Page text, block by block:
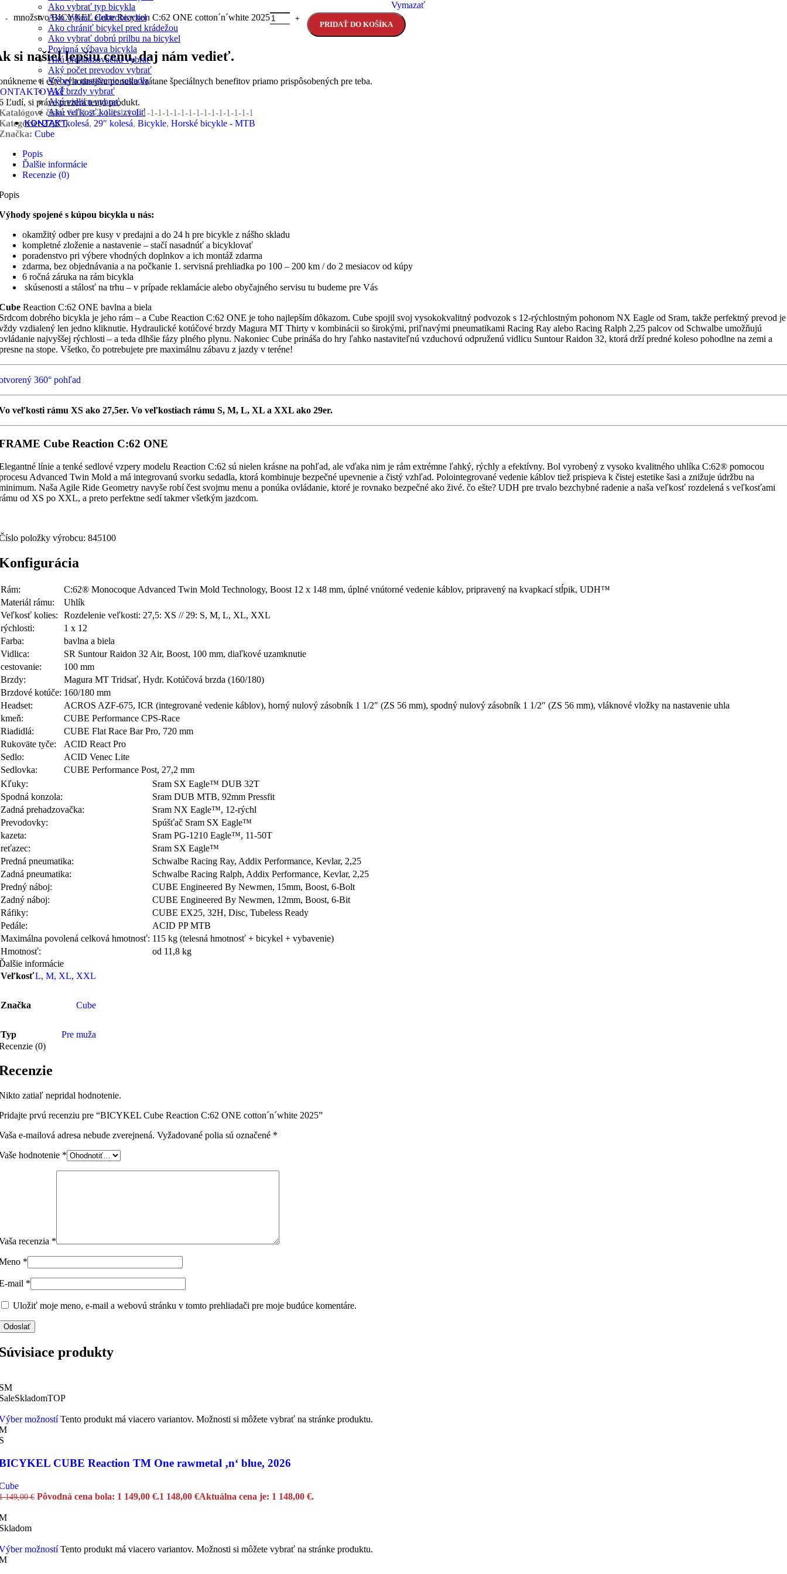
Ako vybrať typ bicykla
Ako vybrať elektrobicykel
Ako chrániť bicykel pred krádežou
Ako vybrať dobrú prilbu na bicykel
Povinná výbava bicykla
Akú prehadzovačku vybrať
Aký počet prevodov vybrať
Výber a nastavenie sedadla
Aké brzdy vybrať
Akú vidlicu vybrať
Akú veľkosť kolies zvoliť
KONTAKT
Vymazať
množstvo BICYKEL Cube Reaction C:62 ONE cotton´n´white 2025
PRIDAŤ DO KOŠÍKA
si našiel lepšiu cenu, daj nám vedieť.
ti ešte výhodnejšiu ponuku vrátane špeciálnych benefitov priamo prispôsobených pre teba.
Ľudí, si práve prezerá tento produkt.
číslo:6411-2-2-1-1-1-1-1-1-1-1-1-1-1-1-1-1-1-1-1-1-1-1
27,5" kolesá, 29" kolesá, Bicykle, Horské bicykle - MTB
Cube
Popis
Ďalšie informácie
Recenzie (0)
spojené s kúpou bicykla u nás:
okamžitý odber pre kusy v predajni a do 24 h pre bicykle z nášho skladu
kompletné zloženie a nastavenie – stačí nasadnúť a bicyklovať
poradenstvo pri výbere vhodných doplnkov a ich montáž zdarma
zdarma, bez objednávania a na počkanie 1. servisná prehliadka po 100 – 200 km / do 2 mesiacov od kúpy
6 ročná záruka na rám bicykla
skúsenosti a stálosť na trhu – v prípade reklamácie alebo obyčajného servisu tu budeme pre Vás
Reaction C:62 ONE bavlna a biela
dobrého bicykla je jeho rám – a Cube Reaction C:62 ONE je toho najlepším dôkazom. Cube spojil svoj vysokokvalitný podvozok s 12-rýchlostným pohonom NX Eagle od Sram, takže perfektný prevod je
vzdialený len jedno kliknutie. Hydraulické kotúčové brzdy Magura MT Thirty v kombinácii so širokými, priľnavými pneumatikami Racing Ray alebo Racing Ralph 2,25 palcov od Schwalbe umožňujú
najvyššej rýchlosti – a teda dlhšie fázy plného plynu. Nakoniec Cube prináša do hry ľahko nastaviteľnú vzduchovú odpruženú vidlicu Suntour Raidon 32, ktorá drží predné koleso pohodlne na zemi a
na stope. Všetko, čo potrebujete pre maximálnu zábavu z jazdy v teréne!
360° pohľad
veľkosti rámu XS ako 27,5er. Vo veľkostiach rámu S, M, L, XL a XXL ako 29er.
Cube Reaction C:62 ONE
línie a tenké sedlové vzpery modelu Reaction C:62 sú nielen krásne na pohľad, ale vďaka nim je rám extrémne ľahký, rýchly a efektívny. Bol vyrobený z vysoko kvalitného uhlíka C:62® pomocou
Advanced Twin Mold a má integrovanú svorku sedadla, ktorá kombinuje bezpečné upevnenie a čistý vzhľad. Polointegrované vedenie káblov tiež prispieva k čistej estetike šasi a znižuje údržbu na
Naša Agile Ride Geometry navyše robí čest svojmu menu a ponúka ovládanie, ktoré je rovnako bezpečné ako živé. čo ešte? UDH pre trvalo bezchybné radenie a naša veľkosť rozdelená s veľkosťami
od XS po XXL, a preto perfektne sedí takmer všetkým jazdcom.
položky výrobcu: 845100
Rám:
C:62® Monocoque Advanced Twin Mold Technology, Boost 12 x 148 mm, úplné vnútorné vedenie káblov, pripravený na kvapkací stĺpik, UDH™
Materiál rámu:
Uhlík
Veľkosť kolies:
Rozdelenie veľkosti: 27,5: XS // 29: S, M, L, XL, XXL
rýchlosti:
1 x 12
Farba:
bavlna a biela
Vidlica:
SR Suntour Raidon 32 Air, Boost, 100 mm, diaľkové uzamknutie
cestovanie:
100 mm
Brzdy:
Magura MT Tridsať, Hydr. Kotúčová brzda (160/180)
Brzdové kotúče: 160/180 mm
Headset:
ACROS AZF-675, ICR (integrované vedenie káblov), horný nulový zásobník 1 1/2″ (ZS 56 mm), spodný nulový zásobník 1 1/2″ (ZS 56 mm), vláknové vložky na nastavenie uhla
kmeň:
CUBE Performance CPS-Race
Riadidlá:
CUBE Flat Race Bar Pro, 720 mm
Rukoväte tyče:
ACID React Pro
Sedlo:
ACID Venec Lite
Sedlovka:
CUBE Performance Post, 27,2 mm
Kľuky:
Sram SX Eagle™ DUB 32T
Spodná konzola:
Sram DUB MTB, 92mm Pressfit
Zadná prehadzovačka:
Sram NX Eagle™, 12-rýchl
Prevodovky:
Spúšťač Sram SX Eagle™
kazeta:
Sram PG-1210 Eagle™, 11-50T
reťazec:
Sram SX Eagle™
Predná pneumatika:
Schwalbe Racing Ray, Addix Performance, Kevlar, 2,25
Zadná pneumatika:
Schwalbe Racing Ralph, Addix Performance, Kevlar, 2,25
Predný náboj:
CUBE Engineered By Newmen, 15mm, Boost, 6-Bolt
Zadný náboj:
CUBE Engineered By Newmen, 12mm, Boost, 6-Bit
Ráfiky:
CUBE EX25, 32H, Disc, Tubeless Ready
Pedále:
ACID PP MTB
Maximálna povolená celková hmotnosť: 115 kg (telesná hmotnosť + bicykel + vybavenie)
Hmotnosť:
od 11,8 kg
informácie
VeľkosťL, M, XL, XXL
Značka Cube
Typ
Pre muža
(0)
zatiaľ nepridal hodnotenie.
prvú recenziu pre “BICYKEL Cube Reaction C:62 ONE cotton´n´white 2025”
e-mailová adresa nebude zverejnená. Vyžadované polia sú označené *
hodnotenie *
recenzia *
*
mail *
Uložiť moje meno, e-mail a webovú stránku v tomto prehliadači pre moje budúce komentáre.
produkty
M
SkladomTOP
možností Tento produkt má viacero variantov. Možnosti si môžete vybrať na stránke produktu.
CUBE Reaction TM One rawmetal ‚n‘ blue, 2026
149,00€ Pôvodná cena bola: 1 149,00 €.1 148,00 €Aktuálna cena je: 1 148,00 €.
možností Tento produkt má viacero variantov. Možnosti si môžete vybrať na stránke produktu.